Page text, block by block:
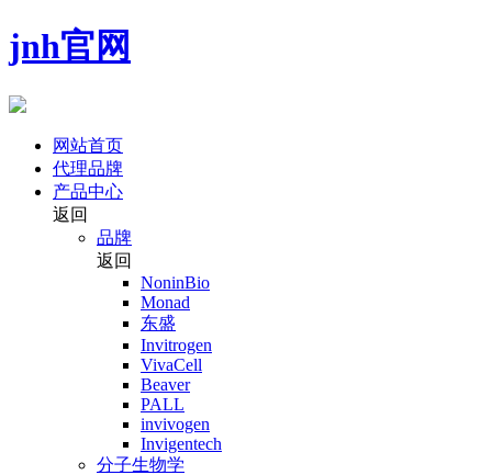
jnh官网
网站首页
代理品牌
产品中心
返回
品牌
返回
NoninBio
Monad
东盛
Invitrogen
VivaCell
Beaver
PALL
invivogen
Invigentech
分子生物学